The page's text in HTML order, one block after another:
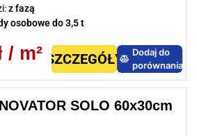
z fazą
osobowe do 3,5 t
/ m² SZCZEGÓŁY
Dodaj do
porównania
SOLO 60x30cm